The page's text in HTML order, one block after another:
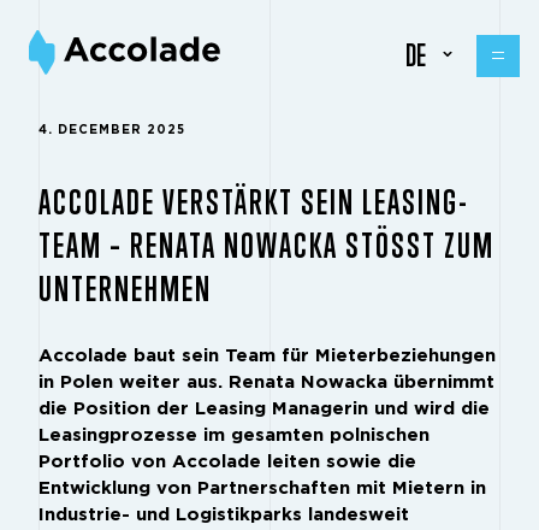
DE
4. DECEMBER 2025
ACCOLADE VERSTÄRKT SEIN LEASING-
TEAM – RENATA NOWACKA STÖSST ZUM U
NTERNEHMEN
Accolade baut sein Team für Mieterbeziehungen
in Polen weiter aus. Renata Nowacka übernimmt
die Position der Leasing Managerin und wird die
Leasingprozesse im gesamten polnischen
Portfolio von Accolade leiten sowie die
Entwicklung von Partnerschaften mit Mietern in
Industrie- und Logistikparks landesweit